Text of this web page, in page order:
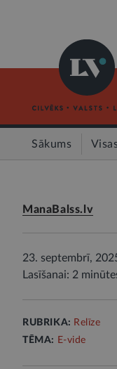
Sākums
ManaBalss.lv
23. septembrī,
Lasīšanai: 2
RUBRIKA: Relīze
TĒMA: E-vide